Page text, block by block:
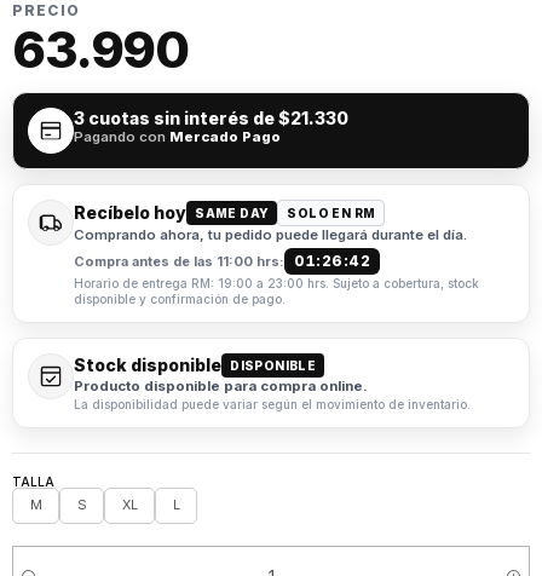
PRECIO
63.990
3 cuotas sin interés de$21.330
Pagando con Mercado Pago
Recíbelo hoy SAME DAY SOLO EN RM
Comprando ahora, tu pedido puede llegará durante el día.
Compra antes de las 11:00 hrs:
01:26:42
Horario de entrega RM: 19:00 a 23:00 hrs. Sujeto a cobertura, stock
disponible y confirmación de pago.
Stock disponible DISPONIBLE
Producto disponible para compra online.
La disponibilidad puede variar según el movimiento de inventario.
TALLA
M S XL L